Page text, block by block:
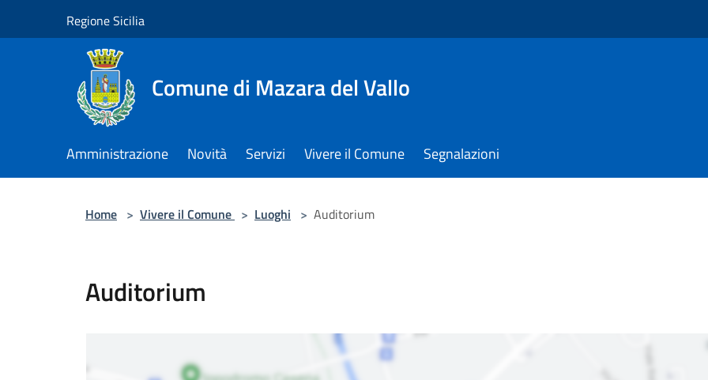
Regione Sicilia
Comune di Mazara del Vallo
Amministrazione Novità Servizi Vivere il Comune Segnalazioni
Home > Vivere il Comune > Luoghi > Auditorium
Auditorium